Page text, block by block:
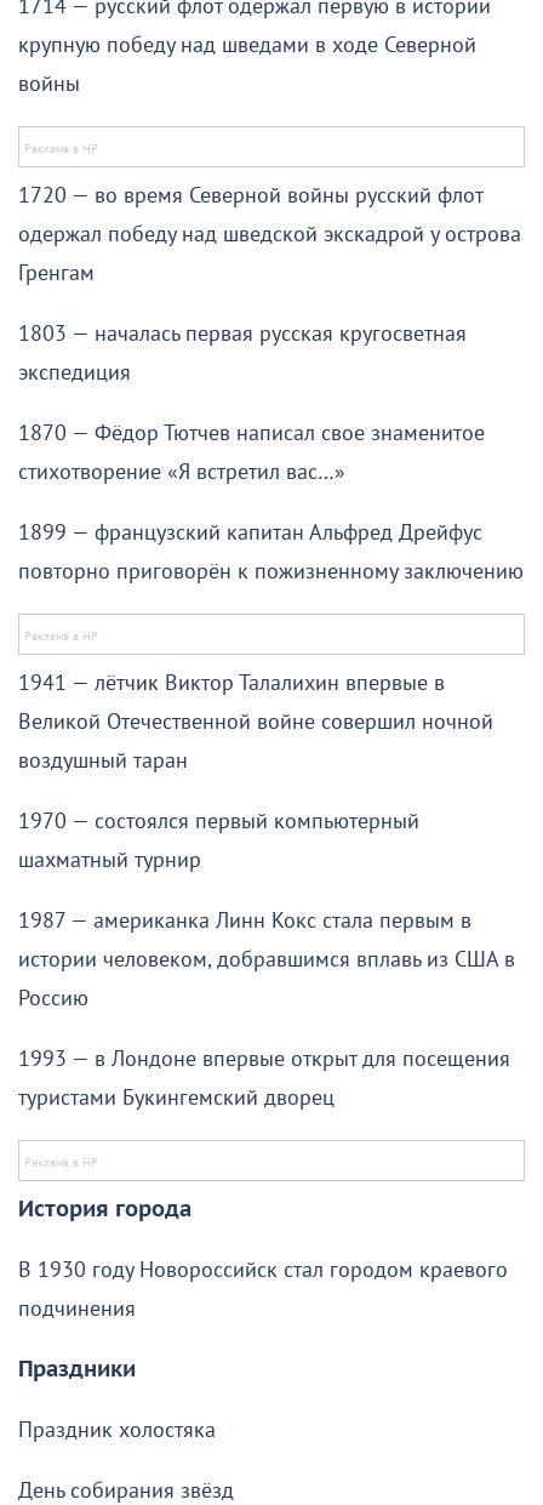
1714 — русский флот одержал первую в истории
крупную победу над шведами в ходе Северной
войны
1720 — во время Северной войны русский флот
одержал победу над шведской экскадрой у острова
Гренгам
1803 — началась первая русская кругосветная
экспедиция
1870 — Фёдор Тютчев написал свое знаменитое
стихотворение «Я встретил вас…»
1899 — французский капитан Альфред Дрейфус
повторно приговорён к пожизненному заключению
1941 — лётчик Виктор Талалихин впервые в
Великой Отечественной войне совершил ночной
воздушный таран
1970 — состоялся первый компьютерный
шахматный турнир
1987 — американка Линн Кокс стала первым в
истории человеком, добравшимся вплавь из США в
Россию
1993 — в Лондоне впервые открыт для посещения
туристами Букингемский дворец
История города
В 1930 году Новороссийск стал городом краевого
подчинения
Праздники
Праздник холостяка
День собирания звёзд